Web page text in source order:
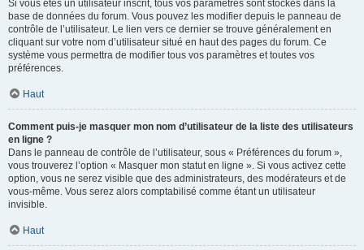
Si vous êtes un utilisateur inscrit, tous vos paramètres sont stockés dans la
base de données du forum. Vous pouvez les modifier depuis le panneau de
contrôle de l’utilisateur. Le lien vers ce dernier se trouve généralement en
cliquant sur votre nom d’utilisateur situé en haut des pages du forum. Ce
système vous permettra de modifier tous vos paramètres et toutes vos
préférences.
Haut
Comment puis-je masquer mon nom d’utilisateur de la liste des utilisateurs
en ligne ?
Dans le panneau de contrôle de l’utilisateur, sous « Préférences du forum »,
vous trouverez l’option « Masquer mon statut en ligne ». Si vous activez cette
option, vous ne serez visible que des administrateurs, des modérateurs et de
vous-même. Vous serez alors comptabilisé comme étant un utilisateur
invisible.
Haut